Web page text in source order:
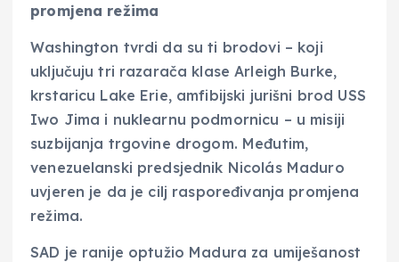
promjena režima
Washington tvrdi da su ti brodovi – koji
uključuju tri razarača klase Arleigh Burke,
krstaricu Lake Erie, amfibijski jurišni brod USS
Iwo Jima i nuklearnu podmornicu – u misiji
suzbijanja trgovine drogom. Međutim,
venezuelanski predsjednik Nicolás Maduro
uvjeren je da je cilj raspoređivanja promjena
režima.
SAD je ranije optužio Madura za umiješanost